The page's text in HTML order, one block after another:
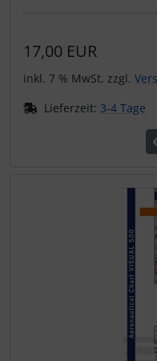
17,00 EUR
inkl. 7 % MwSt. zzgl.
Lieferzeit: 3-4 Tage